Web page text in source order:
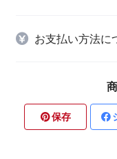
お支払い方法に
保存